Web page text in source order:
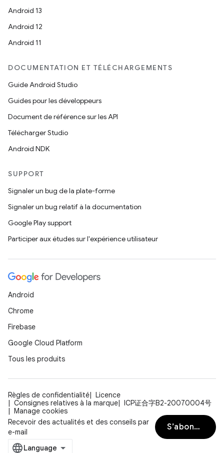
Android 13
Android 12
Android 11
DOCUMENTATION ET TÉLÉCHARGEMENTS
Guide Android Studio
Guides pour les développeurs
Document de référence sur les API
Télécharger Studio
Android NDK
SUPPORT
Signaler un bug de la plate-forme
Signaler un bug relatif à la documentation
Google Play support
Participer aux études sur l'expérience utilisateur
Android
Chrome
Firebase
Google Cloud Platform
Tous les produits
Règles de confidentialité
Licence
Consignes relatives à la marque
ICP证合字B2-20070004号
Manage cookies
Recevoir des actualités et des conseils par
e-mail
S’abonner